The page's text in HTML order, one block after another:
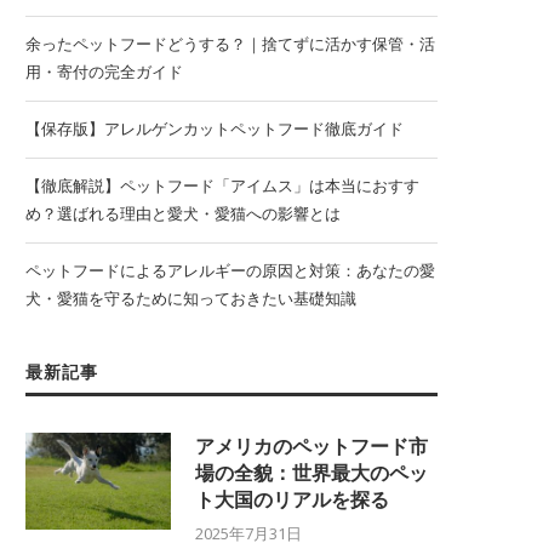
余ったペットフードどうする？｜捨てずに活かす保管・活
用・寄付の完全ガイド
【保存版】アレルゲンカットペットフード徹底ガイド
【徹底解説】ペットフード「アイムス」は本当におすす
め？選ばれる理由と愛犬・愛猫への影響とは
ペットフードによるアレルギーの原因と対策：あなたの愛
犬・愛猫を守るために知っておきたい基礎知識
最新記事
アメリカのペットフード市
場の全貌：世界最大のペッ
ト大国のリアルを探る
2025年7月31日